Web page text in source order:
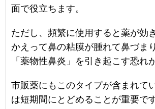
面で役立ちます。
ただし、頻繁に使用すると薬が効
かえって鼻の粘膜が腫れて鼻づま
「薬物性鼻炎」を引き起こす恐れ
市販薬にもこのタイプが含まれて
は短期間にとどめることが重要で